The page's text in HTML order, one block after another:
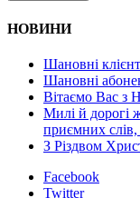
НОВИНИ
Шановні
Шановні
Вітаємо Вас з
Милі й дорогі
приємних слів,
З Різдвом
Facebook
Twitter